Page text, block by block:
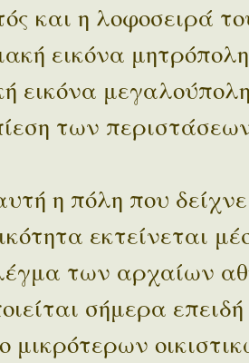
και η λοφοσειρά
εικόνα
εικόνα
των
η πόλη που
εκτείνεται
των αρχαίων
σήμερα
μικρότερων